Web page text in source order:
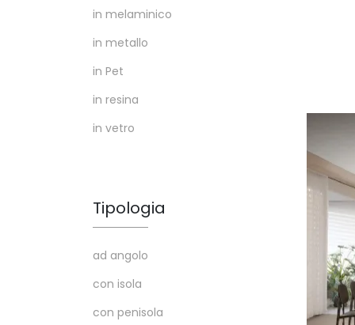
in melaminico
in metallo
in Pet
in resina
in vetro
Tipologia
ad angolo
con isola
con penisola